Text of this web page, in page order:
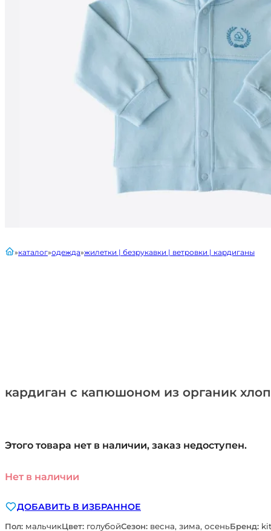
кардиган с капюшоном из органик
главнаякаталог одежда жилетки | безрукавки | ветровки | кардиганы
Этого товара нет в наличии, заказ недоступен.
Нет в наличии
ДОБАВИТЬ В ИЗБРАННОЕ
Пол: мальчикЦвет: голубойСезон: весна, зима, осеньБренд: